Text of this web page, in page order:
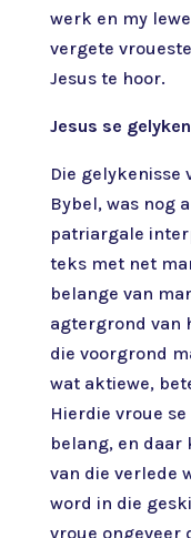
werk en my
vergete
Jesus te hoor.
Jesus se
Die gelykenisse
Bybel, was nog
patriargale
teks met net
belange van
agtergrond van
die voorgrond
wat aktiewe,
Hierdie vroue
belang, en daar
van die verlede
word in die
vroue ongeveer